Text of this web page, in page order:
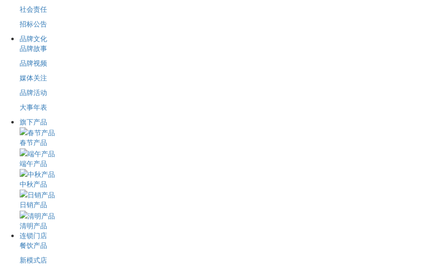
社会责任
招标公告
品牌文化
品牌故事
品牌视频
媒体关注
品牌活动
大事年表
旗下产品
春节产品
端午产品
中秋产品
日销产品
清明产品
连锁门店
餐饮产品
新模式店